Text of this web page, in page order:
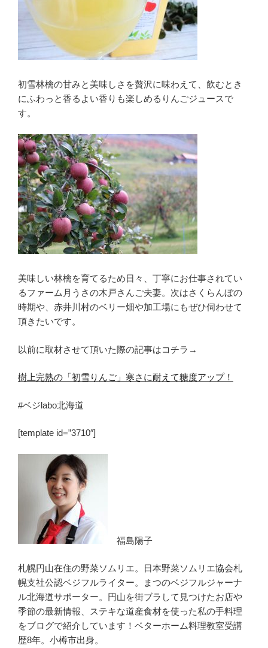
初雪林檎の甘みと美味しさを贅沢に味わえて、飲むとき
にふわっと香るよい香りも楽しめるりんごジュースで
す。
美味しい林檎を育てるため日々、丁寧にお仕事されてい
るファーム月うさの木戸さんご夫妻。次はさくらんぼの
時期や、赤井川村のベリー畑や加工場にもぜひ伺わせて
頂きたいです。
以前に取材させて頂いた際の記事はコチラ→
樹上完熟の「初雪りんご」寒さに耐えて糖度アップ！
#ベジlabo北海道
[template id=”3710″]
福島陽子
札幌円山在住の野菜ソムリエ。日本野菜ソムリエ協会札
幌支社公認ベジフルライター。まつのベジフルジャーナ
ル北海道サポーター。円山を街ブラして見つけたお店や
季節の最新情報、ステキな道産食材を使った私の手料理
をブログで紹介しています！ベターホーム料理教室受講
歴8年。小樽市出身。